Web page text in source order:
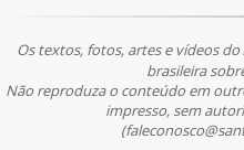
Os textos, fotos, artes e vídeos
brasileira
Não reproduza o conteúdo em
impresso, sem